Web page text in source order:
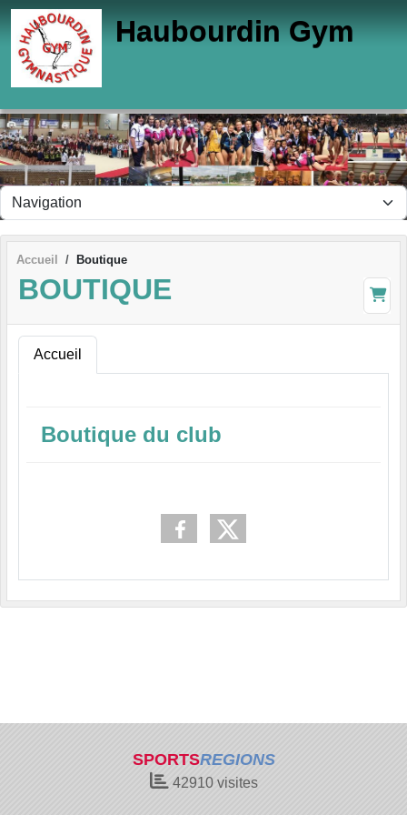
Haubourdin Gym
Accueil Boutique
BOUTIQUE
Accueil
Boutique du club
SPORTSREGIONS
42910visites
Panneau de gestion des cookies